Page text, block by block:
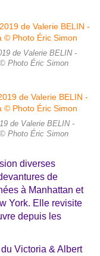
de Valerie BELIN -
Photo Éric Simon
de Valerie BELIN -
Photo Éric Simon
diverses
de
à Manhattan et
York. Elle revisite
depuis les
Victoria & Albert